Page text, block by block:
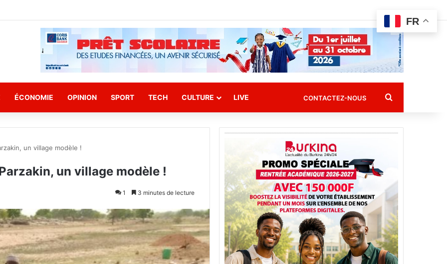
ÉCONOMIE OPINION SPORT TECH CULTURE LIVE CONTACTEZ-NOUS Rechercher
un village modèle !
un village modèle !
1 3 minutes de lecture
FR